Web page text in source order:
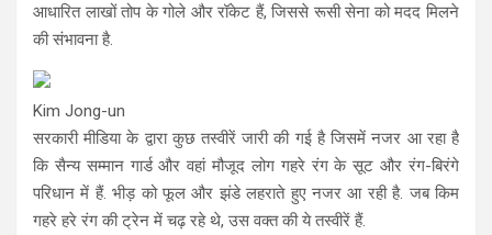
आधारित लाखों तोप के गोले और रॉकेट हैं, जिससे रूसी सेना को मदद मिलने
की संभावना है.
Kim Jong-un
सरकारी मीडिया के द्वारा कुछ तस्वीरें जारी की गई है जिसमें नजर आ रहा है
कि सैन्य सम्मान गार्ड और वहां मौजूद लोग गहरे रंग के सूट और रंग-बिरंगे
परिधान में हैं. भीड़ को फूल और झंडे लहराते हुए नजर आ रही है. जब किम
गहरे हरे रंग की ट्रेन में चढ़ रहे थे, उस वक्त की ये तस्वीरें हैं.